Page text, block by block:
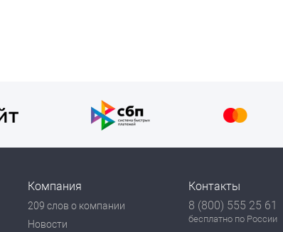
Компания
209 слов о компании
Новости
Контакты
8 (800) 555 25 61
бесплатно по России